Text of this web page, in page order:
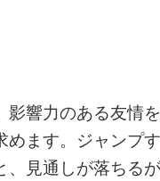
影響力のある友情
めます。ジャンプ
、見通しが落ちる